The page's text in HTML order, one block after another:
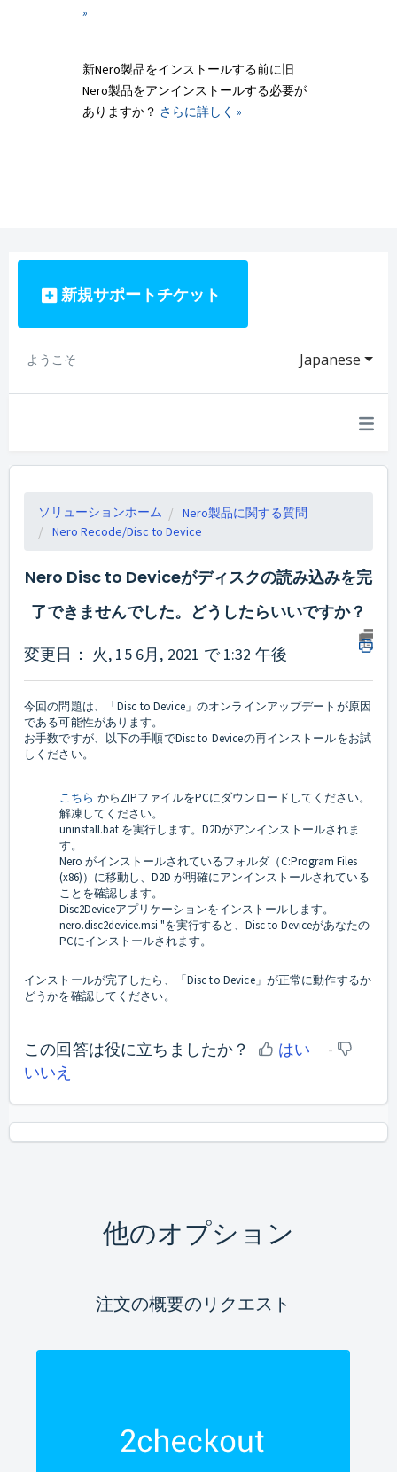
»
新Nero製品をインストールする前に旧
Nero製品をアンインストールする必要が
ありますか？ さらに詳しく »
新規サポートチケット
Japanese
ようこそ
ソリューションホーム
Nero製品に関する質問
Nero Recode/Disc to Device
Nero Disc to Deviceがディスクの読み込みを完
了できませんでした。どうしたらいいですか？
変更日： 火, 15 6月, 2021 で 1:32 午後
今回の問題は、「Disc to Device」のオンラインアップデートが原因
である可能性があります。
お手数ですが、以下の手順でDisc to Deviceの再インストールをお試
しください。
こちら からZIPファイルをPCにダウンロードしてください。
解凍してください。
uninstall.bat を実行します。D2Dがアンインストールされま
す。
Nero がインストールされているフォルダ（C:Program Files
(x86)）に移動し、D2D が明確にアンインストールされている
ことを確認します。
Disc2Deviceアプリケーションをインストールします。
nero.disc2device.msi "を実行すると、Disc to Deviceがあなたの
PCにインストールされます。
インストールが完了したら、「Disc to Device」が正常に動作するか
どうかを確認してください。
この回答は役に立ちましたか？
はい
いいえ
他のオプション
注文の概要のリクエスト